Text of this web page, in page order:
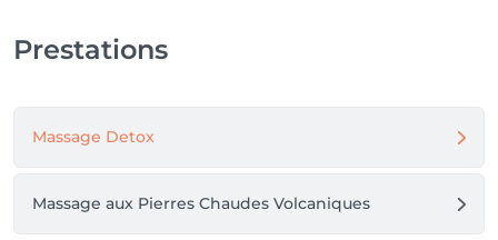
personnes des sensations intemporelles et
univers. Détente, plaisir et pur bonheur vous
P:S: Paiement espèces uniquement pour le moment ,
Prestations
Massage Detox
Massage aux Pierres Chaudes Volcaniques